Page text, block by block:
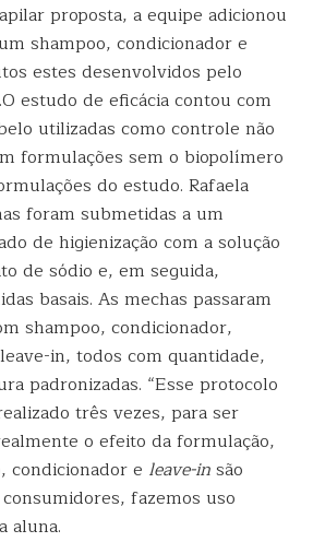
proposta, a equipe adicionou
shampoo, condicionador e
estes desenvolvidos pelo
estudo de eficácia contou com
utilizadas como controle não
formulações sem o biopolímero
do estudo. Rafaela
foram submetidas a um
de higienização com a solução
de sódio e, em seguida,
basais. As mechas passaram
shampoo, condicionador,
in, todos com quantidade,
padronizadas. “Esse protocolo
três vezes, para ser
o efeito da formulação,
condicionador e leave-insão
fazemos uso
aluna.